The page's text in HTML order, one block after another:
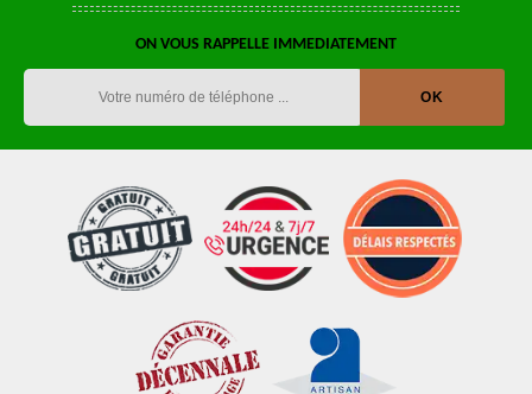
ON VOUS RAPPELLE IMMEDIATEMENT